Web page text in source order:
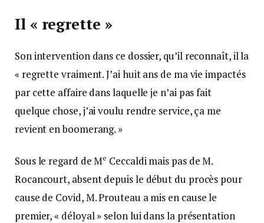
Il « regrette »
Son intervention dans ce dossier, qu’il reconnaît, il la
« regrette vraiment. J’ai huit ans de ma vie impactés
par cette affaire dans laquelle je n’ai pas fait
quelque chose, j’ai voulu rendre service, ça me
revient en boomerang. »
Sous le regard de Me Ceccaldi mais pas de M.
Rocancourt, absent depuis le début du procès pour
cause de Covid, M. Prouteau a mis en cause le
premier, « déloyal » selon lui dans la présentation